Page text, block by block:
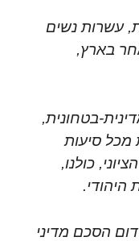
עשרות נשים
בארץ,
בטחונית,
מכל סיעות
כולנו,
הסכם מדיני